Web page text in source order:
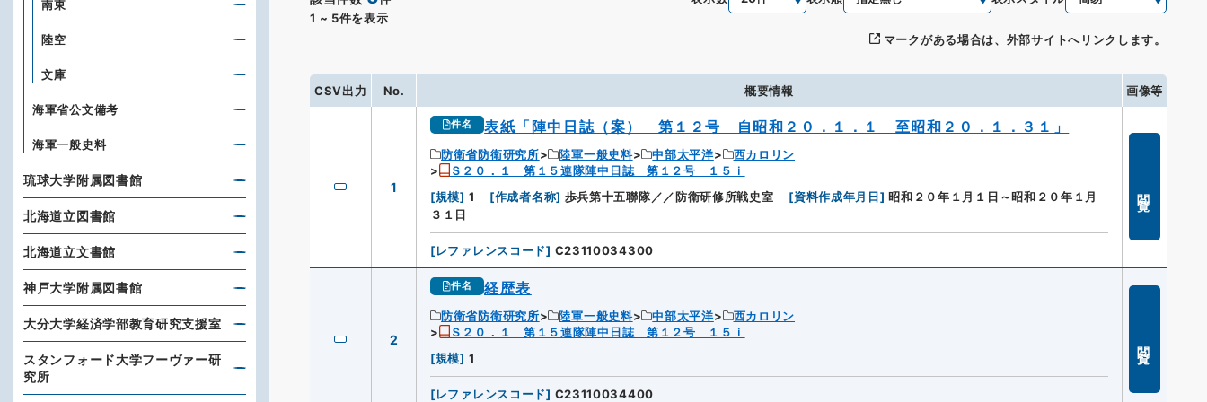
1 ~ 5件を表示
マークがある場合は、外部サイトへリンクします。
CSV出力 No. 概要情報 画像等
1
件名 表紙「陣中日誌（案） 第１２号 自昭和２０．１．１ 至昭和２０．１．３１」
防衛省防衛研究所 陸軍一般史料 中部太平洋
西カロリン
Ｓ２０．１ 第１５連隊陣中日誌 第１２号 １５ｉ
[規模] 1 [作成者名称] 歩兵第十五聯隊／／防衛研修所戦史室 [資料作成年月日] 昭和２０年１月１日～昭和２０年１月
３１日
[レファレンスコード] C23110034300
2
件名 経歴表
防衛省防衛研究所 陸軍一般史料 中部太平洋
西カロリン
Ｓ２０．１ 第１５連隊陣中日誌 第１２号 １５ｉ
[規模] 1
[レファレンスコード] C23110034400
南東
陸空
文庫
海軍省公文備考
海軍一般史料
琉球大学附属図書館
北海道立図書館
北海道立文書館
神戸大学附属図書館
大分大学経済学部教育研究支援室
スタンフォード大学フーヴァー研
究所